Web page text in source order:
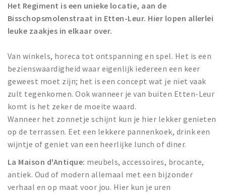
Uitjes & activiteiten
Toeristische routes
Baroniepoorten
Sport
Privacy
Inloggen
Het Regiment is een unieke locatie, aan de
Bisschopsmolenstraat in Etten-Leur. Hier lopen allerlei
leuke zaakjes in elkaar over.
Van winkels, horeca tot ontspanning en spel. Het is een
bezienswaardigheid waar eigenlijk iedereen een keer
geweest moet zijn; het is een concept wat je niet vaak
zult tegenkomen. Ook wanneer je van buiten Etten-Leur
komt is het zeker de moeite waard.
Wanneer het zonnetje schijnt kun je hier lekker genieten
op de terrassen. Eet een lekkere pannenkoek, drink een
wijntje of geniet van een heerlijke lunch of diner.
La Maison d'Antique: meubels, accessoires, brocante,
antiek. Oud of modern allemaal met een bijzonder
verhaal en op maat voor jou. Hier kun je uren